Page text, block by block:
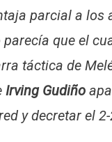
parcial a los
que el
táctica de
Irving Gudiño
y decretar el